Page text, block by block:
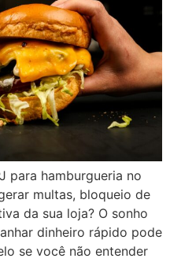
para hamburgueria no
multas, bloqueio de
da sua loja? O sonho
dinheiro rápido pode
se você não entender